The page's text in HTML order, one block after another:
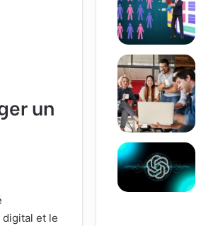
un
et le